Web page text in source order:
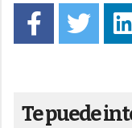
Te puede